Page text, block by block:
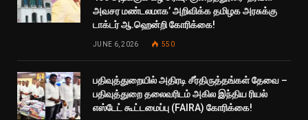
அவசர மண்டலமாக’ அறிவிக்க தமிழக அரசுக்கு
டாக்டர் ஆ.ஹென்றி கோரிக்கை!
JUNE 6, 2026 550
பதிவுத்துறையில் அதிரடி சீர்திருத்தங்கள் தேவை –
பதிவுத்துறை தலைவரிடம் அகில இந்திய ரியல்
எஸ்டேட் கூட்டமைப்பு (FAIRA) கோரிக்கை!